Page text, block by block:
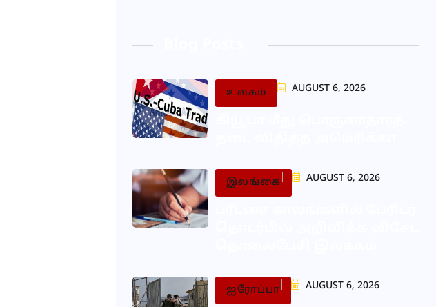
உலகம் AUGUST 6, 2026
இலங்கை AUGUST 6, 2026
ஐரோப்பா AUGUST 6, 2026